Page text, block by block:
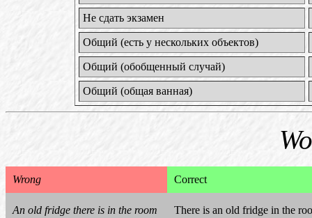
Не сдать экзамен
Общий (есть у нескольких объектов)
Общий (обобщенный случай)
Общий (общая ванная)
Wrong Correct
An old fridge there is in the room There is an old fridge in the